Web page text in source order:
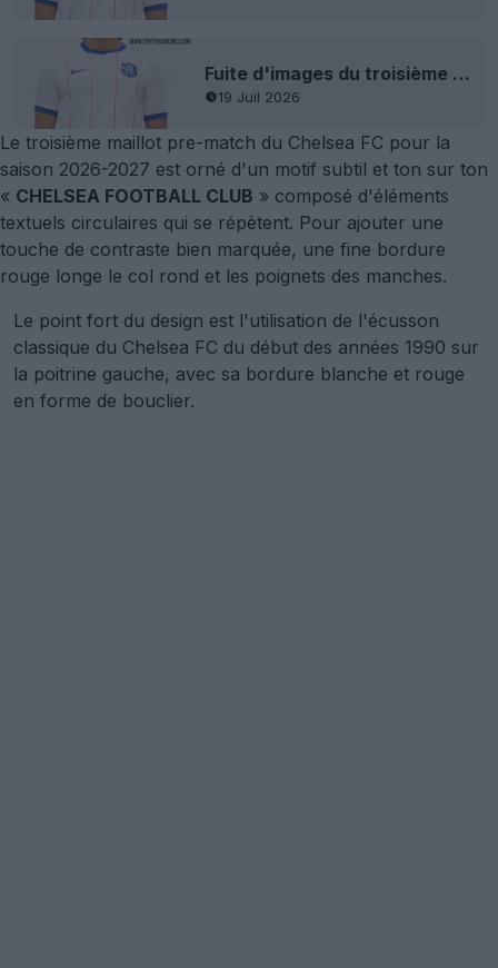
Fuite d'images du troisième maillot de Chelsea 26-27
19 Juil 2026
Le troisième maillot pre-match du Chelsea FC pour la
saison 2026-2027 est orné d'un motif subtil et ton sur ton
« CHELSEA FOOTBALL CLUB » composé d'éléments
textuels circulaires qui se répètent. Pour ajouter une
touche de contraste bien marquée, une fine bordure
rouge longe le col rond et les poignets des manches.
Le point fort du design est l'utilisation de l'écusson
classique du Chelsea FC du début des années 1990 sur
la poitrine gauche, avec sa bordure blanche et rouge
en forme de bouclier.